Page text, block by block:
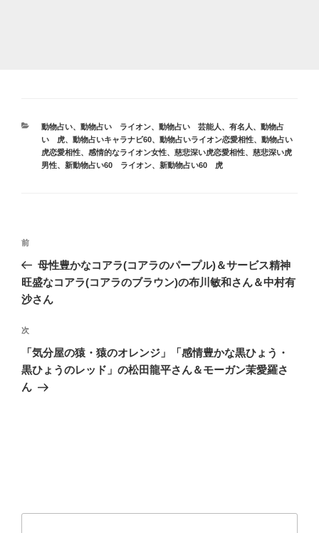
カ
テ
ゴ
リ
動物占い、 動物占い ライオン、 動物占い 芸能人、有名人 、 動物占
い 虎、 動物占いキャラナビ60、 動物占いライオン恋愛相性、 動物占い
虎恋愛相性、 感情的なライオン女性、 慈悲深い虎恋愛相性、 慈悲深い虎
男性、 新動物占い60 ライオン、 新動物占い60 虎
投
ナ
ビ
ー
シ
ョ
ン
前
の
投
稿
前
母性豊かなコアラ(コアラのパープル)＆サービス精神
旺盛なコアラ(コアラのブラウン)の布川敏和さん＆中村有
沙さん
次
の
投
稿
次
「気分屋の猿・猿のオレンジ」「感情豊かな黒ひょう・
黒ひょうのレッド」の松田龍平さん＆モーガン茉愛羅さ
ん